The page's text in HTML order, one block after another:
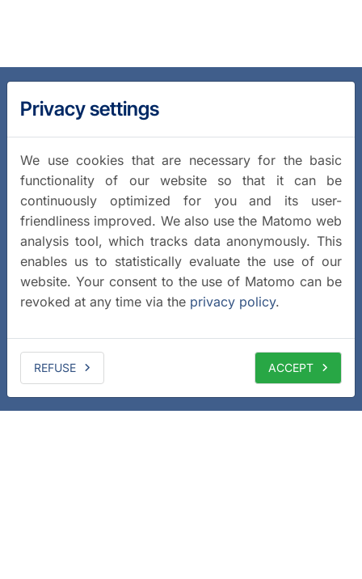
Privacy settings
We use cookies that are necessary for the basic
functionality of our website so that it can be
continuously optimized for you and its user-
friendliness improved. We also use the Matomo web
analysis tool, which tracks data anonymously. This
enables us to statistically evaluate the use of our
website. Your consent to the use of Matomo can be
revoked at any time via the privacy policy.
REFUSE ACCEPT